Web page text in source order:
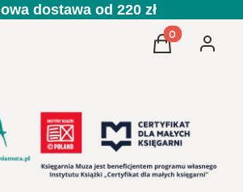
dostawa od 220 zł
Produkty w
Koszyk